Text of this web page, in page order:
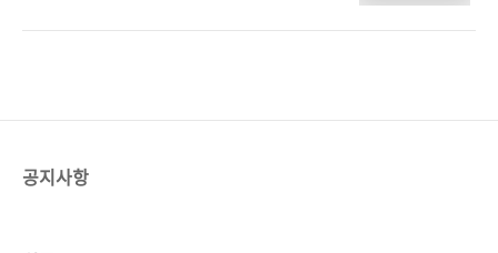
쳐다보는 모습하는 행동이며얼굴까지도 너무나
공지사항